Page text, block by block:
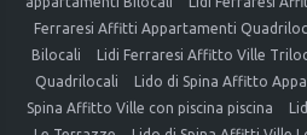
Ferraresi Affitti Appartamenti
Bilocali
Lidi Ferraresi Affitto Ville
Quadrilocali
Lido di Spina Affitto
Spina Affitto Ville con piscina piscina